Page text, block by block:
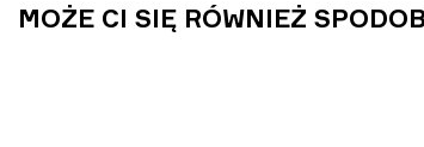
MOŻE CI SIĘ RÓWNIEŻ